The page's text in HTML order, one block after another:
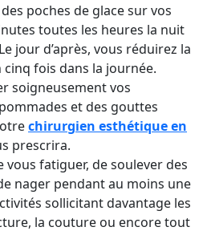
poches de glace sur vos
toutes les heures la nuit
jour d’après, vous réduirez la
fois dans la journée.
soigneusement vos
et des gouttes
chirurgien esthétique en
prescrira.
vous fatiguer, de soulever des
nager pendant au moins une
sollicitant davantage les
la couture ou encore tout